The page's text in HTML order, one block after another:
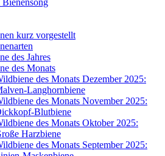
kurz vorgestellt
des Jahres
des Monats
des Monats Dezember 2025:
Langhornbiene
des Monats November 2025:
Blutbiene
des Monats Oktober 2025:
Harzbiene
des Monats September 2025: